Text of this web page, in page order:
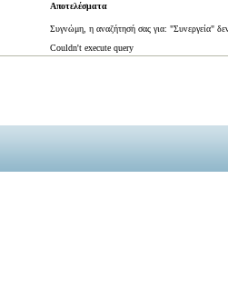
Αποτελέσματα
Συγνώμη, η αναζήτησή σας για: "Συνεργεία"
Couldn't execute query